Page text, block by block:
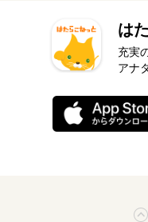
は
充実
アナ